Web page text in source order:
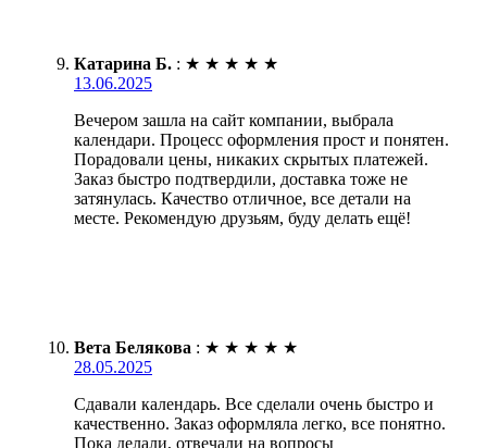
Катарина Б. : ★ ★ ★ ★ ★
13.06.2025
Вечером зашла на сайт компании, выбрала
календари. Процесс оформления прост и понятен.
Порадовали цены, никаких скрытых платежей.
Заказ быстро подтвердили, доставка тоже не
затянулась. Качество отличное, все детали на
месте. Рекомендую друзьям, буду делать ещё!
Вета Белякова : ★ ★ ★ ★ ★
28.05.2025
Сдавали календарь. Все сделали очень быстро и
качественно. Заказ оформляла легко, все понятно.
Пока делали, отвечали на вопросы